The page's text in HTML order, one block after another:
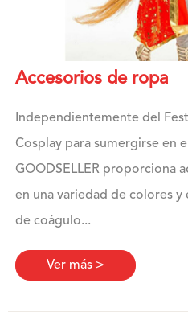
Accesorios de ropa
Independientemente del
Cosplay para sumergirse en
GOODSELLER proporciona
en una variedad de colores
de coágulo...
Ver más >